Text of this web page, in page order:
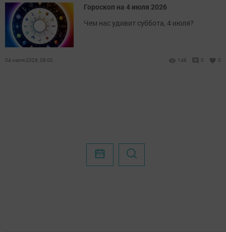
Гороскоп на 4 июля 2026
Чем нас удивит суббота, 4 июля?
04 июля 2026, 08:00 149 0 0